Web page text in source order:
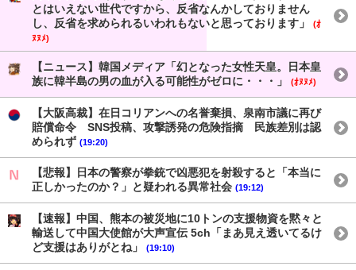
とはいえない世代ですから、反省なんかしておりません
し、反省を求められるいわれもないと思っております」
(ｵ
ﾇﾇﾒ)
【ニュース】韓国メディア「幻となった女性天皇。日本皇
族に韓半島の男の血が入る可能性がゼロに・・・」
(ｵﾇﾇﾒ)
【大阪高裁】在日コリアンへの名誉棄損、泉南市議に再び
賠償命令 SNS投稿、攻撃誘発の危険指摘 民族差別は認
められず (19:20)
【悲報】日本の警察が拳銃で凶悪犯を射殺すると「本当に
正しかったのか？」と疑われる異常社会 (19:12)
【速報】中国、熊本の被災地に10トンの支援物資を黙々と
輸送して中国大使館が大声宣伝 5ch「まあ見え透いてるけ
ど支援はありがとね」
(19:10)